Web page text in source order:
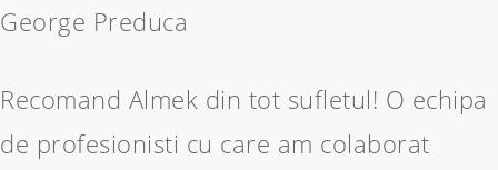
George Preduca
Recomand Almek din tot sufletul! O echipa
de profesionisti cu care am colaborat